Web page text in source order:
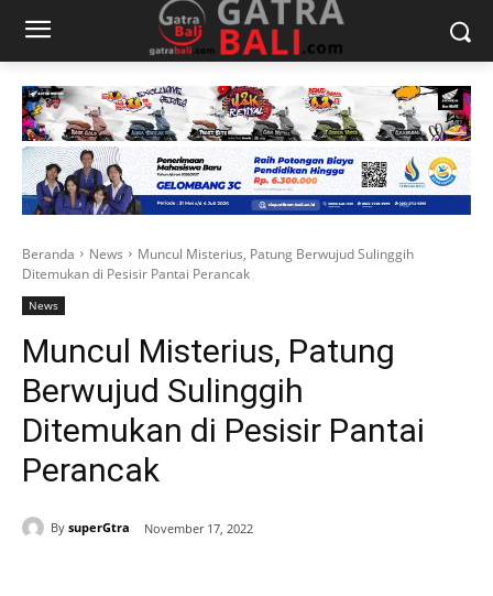
Beranda News
Muncul Misterius, Patung Berwujud Sulinggih
Ditemukan di Pesisir Pantai Perancak
News
Muncul Misterius, Patung
Berwujud Sulinggih
Ditemukan di Pesisir Pantai
Perancak
By superGtra November 17, 2022